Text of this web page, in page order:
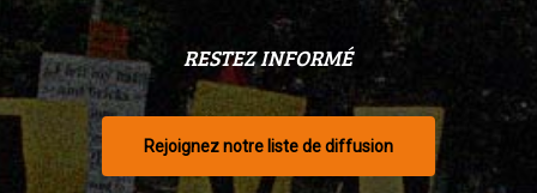
RESTEZ INFORMÉ
Rejoignez notre liste de diffusion